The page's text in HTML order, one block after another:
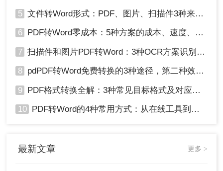
5 文件转Word形式：PDF、图片、扫描件3种来源分别怎么处理！
6 PDF转Word零成本：5种方案的成本、速度、精度对比！
7 扫描件和图片PDF转Word：3种OCR方案识别率实测！
8 pdPDF转Word免费转换的3种途径，第二种效率最高！
9 PDF格式转换全解：3种常见目标格式及对应操作方法！
10 PDF转Word的4种常用方式：从在线工具到桌面软件全梳理！
最新文章 更多 >